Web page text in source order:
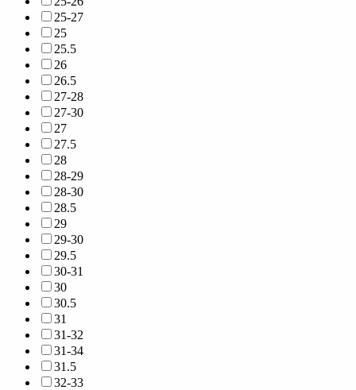
25-27
25
25.5
26
26.5
27-28
27-30
27
27.5
28
28-29
28-30
28.5
29
29-30
29.5
30-31
30
30.5
31
31-32
31-34
31.5
32-33